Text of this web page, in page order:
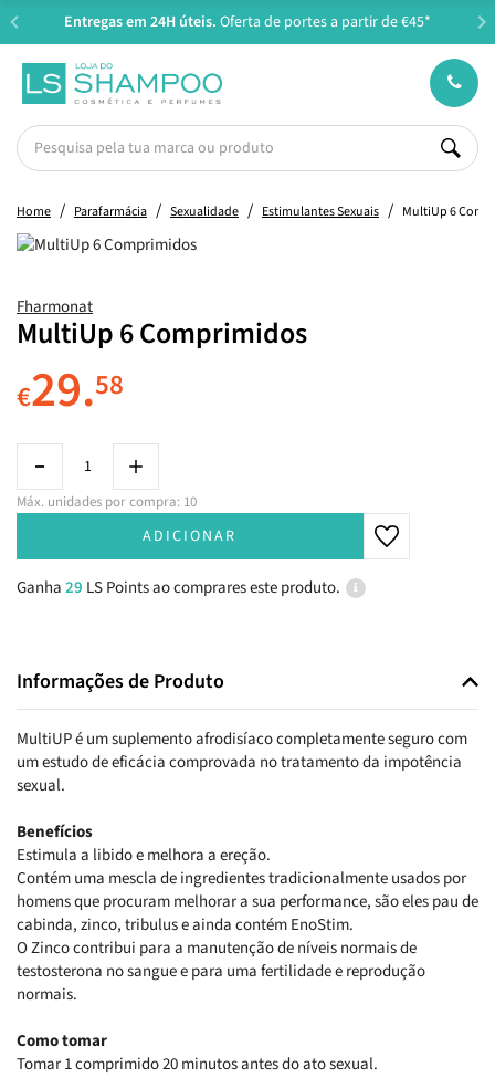
Entregas em 24H úteis. Oferta de portes a partir de €45*
Home Parafarmácia Sexualidade Estimulantes Sexuais MultiUp 6
Fharmonat
MultiUp 6 Comprimidos
€29.58
Máx. unidades por compra: 10
ADICIONAR
Ganha29 LS Points ao comprares este produto.
Informações de Produto
MultiUP é um suplemento afrodisíaco completamente seguro com
um estudo de eficácia comprovada no tratamento da impotência
sexual.
Benefícios
Estimula a libido e melhora a ereção.
Contém uma mescla de ingredientes tradicionalmente usados por
homens que procuram melhorar a sua performance, são eles pau de
cabinda, zinco, tribulus e ainda contém EnoStim.
O Zinco contribui para a manutenção de níveis normais de
testosterona no sangue e para uma fertilidade e reprodução
normais.
Como tomar
Tomar 1 comprimido 20 minutos antes do ato sexual.